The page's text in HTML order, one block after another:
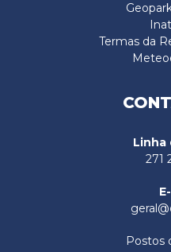
Termas da
Linha
271
Postos